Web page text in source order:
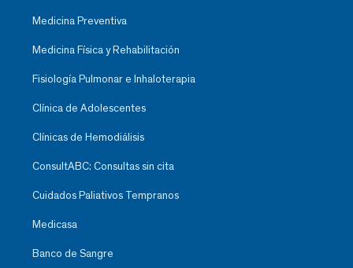
Medicina Preventiva
Medicina Física y Rehabilitación
Fisiología Pulmonar e Inhaloterapia
Clínica de Adolescentes
Clínicas de Hemodiálisis
ConsultABC: Consultas sin cita
Cuidados Paliativos Tempranos
Medicasa
Banco de Sangre